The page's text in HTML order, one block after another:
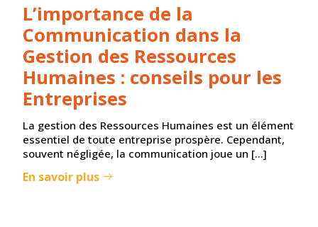
L’importance de la
Communication dans la
Gestion des Ressources
Humaines : conseils pour les
Entreprises
La gestion des Ressources Humaines est un élément
essentiel de toute entreprise prospère. Cependant,
souvent négligée, la communication joue un […]
En savoir plus